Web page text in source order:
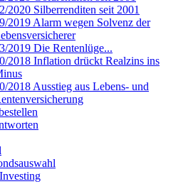
2020 Silberrenditen seit 2001
2019 Alarm wegen Solvenz der
2019 Die Rentenlüge...
2018 Inflation drückt Realzins ins
2018 Ausstieg aus Lebens- und